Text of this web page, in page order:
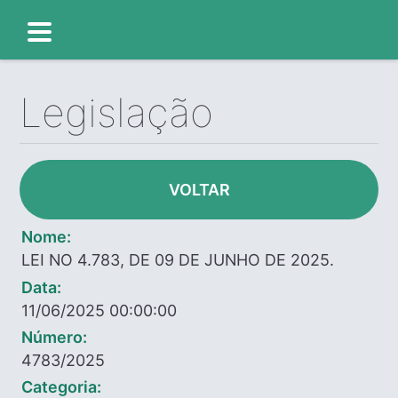
Legislação
VOLTAR
Nome:
LEI NO 4.783, DE 09 DE JUNHO DE 2025.
Data:
11/06/2025 00:00:00
Número:
4783/2025
Categoria: